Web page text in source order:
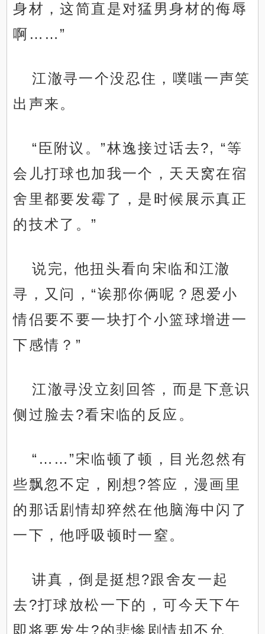
身材，这简直是对猛男身材的侮辱
啊……”
江澈寻一个没忍住，噗嗤一声笑
出声来。
“臣附议。”林逸接过话去?, “等
会儿打球也加我一个，天天窝在宿
舍里都要发霉了，是时候展示真正
的技术了。”
说完, 他扭头看向宋临和江澈
寻，又问，“诶那你俩呢？恩爱小
情侣要不要一块打个小篮球增进一
下感情？”
江澈寻没立刻回答，而是下意识
侧过脸去?看宋临的反应。
“……”宋临顿了顿，目光忽然有
些飘忽不定，刚想?答应，漫画里
的那话剧情却猝然在他脑海中闪了
一下，他呼吸顿时一窒。
讲真，倒是挺想?跟舍友一起
去?打球放松一下的，可今天下午
即将要发生?的悲惨剧情却不允